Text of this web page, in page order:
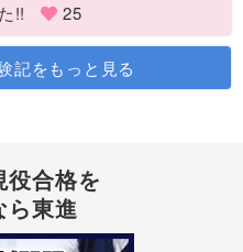
!! 25
記をもっと見る
役合格を
ら東進